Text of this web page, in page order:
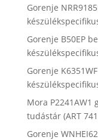
Gorenje
Gorenje B50EP
Gorenje
Mora P2241AW1
tudástár (ART
Gorenje